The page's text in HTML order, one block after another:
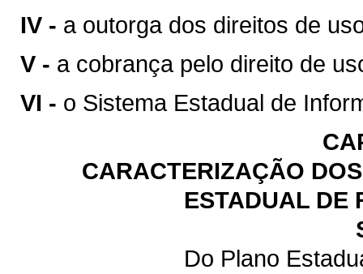
IV - a outorga dos direitos de
V - a cobrança pelo direito de
VI - o Sistema Estadual de
CARACTERIZAÇÃO
ESTADUAL DE
Do Plano